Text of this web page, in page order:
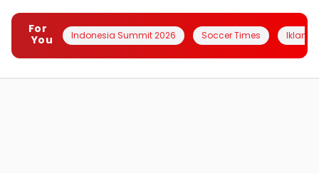
For
You
Indonesia Summit 2026 Soccer Times Iklanin